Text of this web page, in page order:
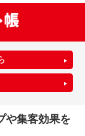
や集客効果を